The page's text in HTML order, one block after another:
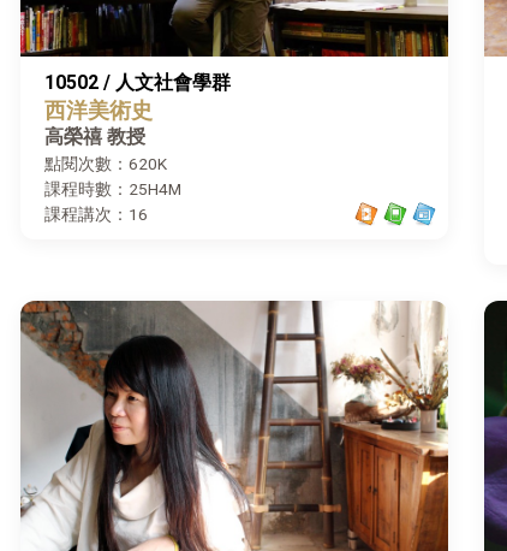
10502 / 人文社會學群
西洋美術史
高榮禧 教授
點閱次數：620K
課程時數：25H4M
課程講次：16